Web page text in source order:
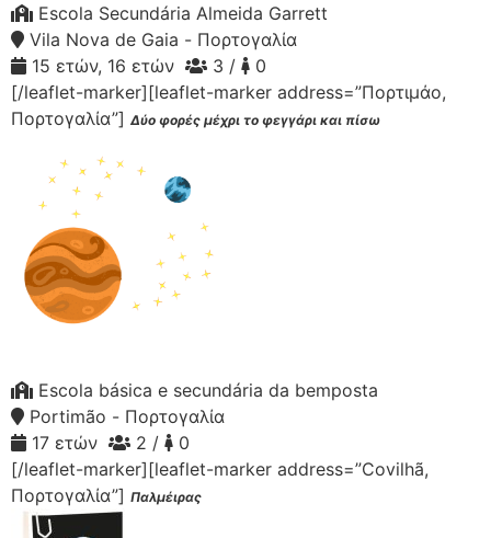
Escola Secundária Almeida Garrett
Vila Nova de Gaia - Πορτογαλία
15 ετών, 16 ετών
3 /
0
[/leaflet-marker][leaflet-marker address=”Πορτιμάο,
Πορτογαλία”] Δύο φορές μέχρι το φεγγάρι και πίσω
Escola básica e secundária da bemposta
Portimão - Πορτογαλία
17 ετών
2 /
0
[/leaflet-marker][leaflet-marker address=”Covilhã,
Πορτογαλία”] Παλμέιρας